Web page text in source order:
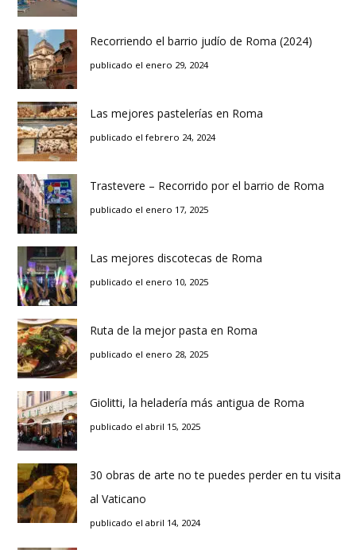
Recorriendo el barrio judío de Roma (2024)
publicado el enero 29, 2024
Las mejores pastelerías en Roma
publicado el febrero 24, 2024
Trastevere – Recorrido por el barrio de Roma
publicado el enero 17, 2025
Las mejores discotecas de Roma
publicado el enero 10, 2025
Ruta de la mejor pasta en Roma
publicado el enero 28, 2025
Giolitti, la heladería más antigua de Roma
publicado el abril 15, 2025
30 obras de arte no te puedes perder en tu visita
al Vaticano
publicado el abril 14, 2024